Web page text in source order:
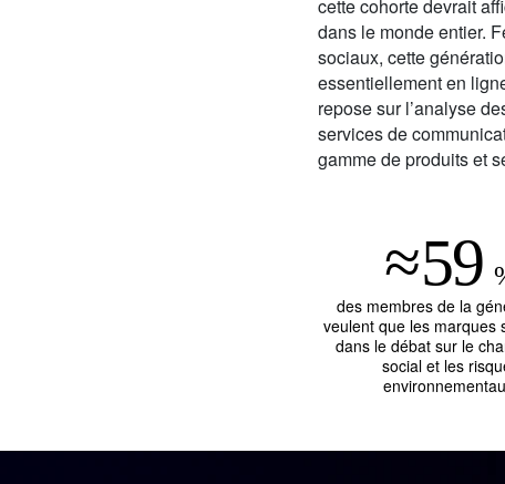
cette cohorte devrait
dans le monde entier.
sociaux, cette
essentiellement en
repose sur l’analyse
services de
gamme de produits et
≈59
des membres de la
veulent que les marques
dans le débat sur le
social et les